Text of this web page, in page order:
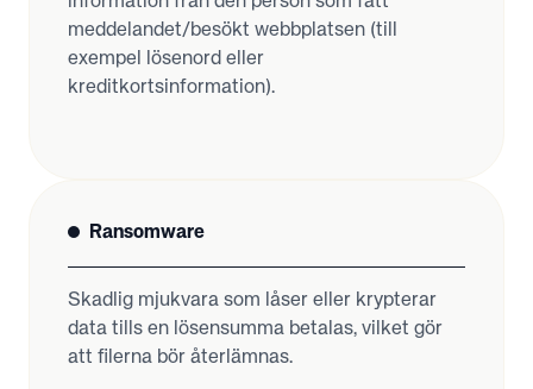
meddelandet/besökt webbplatsen (till
exempel lösenord eller
kreditkortsinformation).
Ransomware
Skadlig mjukvara som låser eller krypterar
data tills en lösensumma betalas, vilket gör
att filerna bör återlämnas.